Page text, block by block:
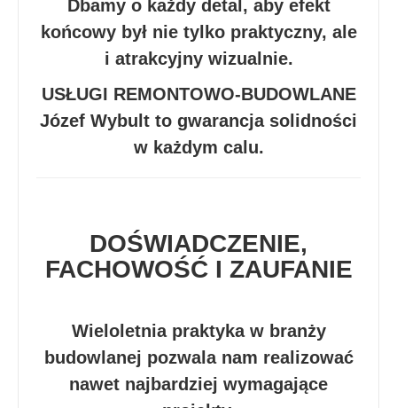
Dbamy o każdy detal, aby efekt
końcowy był nie tylko praktyczny, ale
i atrakcyjny wizualnie.
USŁUGI REMONTOWO-BUDOWLANE
Józef Wybult to gwarancja solidności
w każdym calu.
DOŚWIADCZENIE,
FACHOWOŚĆ I ZAUFANIE
Wieloletnia praktyka w branży
budowlanej pozwala nam realizować
nawet najbardziej wymagające